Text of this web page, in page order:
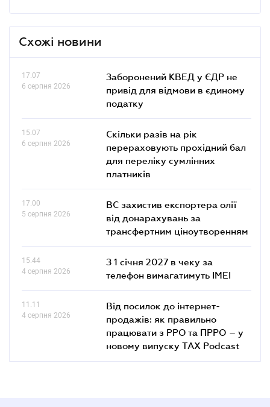
Схожі новини
17.07
6 серпня 2026
Заборонений КВЕД у ЄДР не
привід для відмови в єдиному
податку
15.07
6 серпня 2026
Скільки разів на рік
перераховують прохідний бал
для переліку сумлінних
платників
17.00
5 серпня 2026
ВС захистив експортера олії
від донарахувань за
трансфертним ціноутворенням
15.44
4 серпня 2026
З 1 січня 2027 в чеку за
телефон вимагатимуть IMEI
11.11
4 серпня 2026
Від посилок до інтернет-
продажів: як правильно
працювати з РРО та ПРРО – у
новому випуску TAX Podcast